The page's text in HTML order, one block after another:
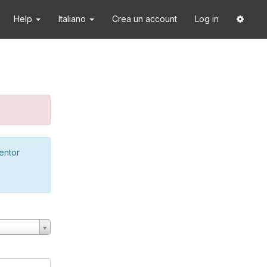
Help Italiano Crea un account Log in